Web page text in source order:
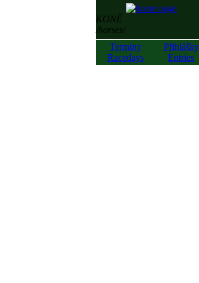
KONĚ
/horses/
Termíny
Racedays
Přihlášky
Entries